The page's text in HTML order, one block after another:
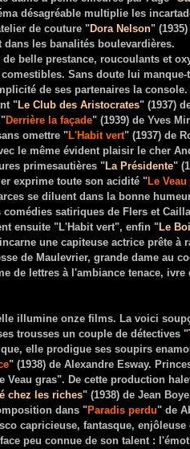
désagréable multiplie les
de couture "Dora Nelson"
les banalités boulevardières.
belle prestance, roucoulants et
Sans doute lui
de ses partenaires la
"Le Club des Aristocrates" (1937)
Derrière la façade" (1939) de Yves
omettre "L'Habit vert" (1937) de
le même évident plaisir le cher
primesautières "La Présidente"
exprime toute son acidité "Le
se diluent dans la bonne
satiriques de Flers et
ensuite "L'Habit vert", enfin "Le
une capiteuse actrice prête à
de Maulevrier, grande dame au
de lettres à l'ambiance tenace,
illumine onze films. La voici
trousses un couple de détectives "
elle prodigue ses soupirs
" (1938) de Alexandre Esway.
gras". De cette production
chez les riches" (1938) de Jean
dans "Paradis perdu" de
capricieuse, fantasque,
peu connue de son talent :